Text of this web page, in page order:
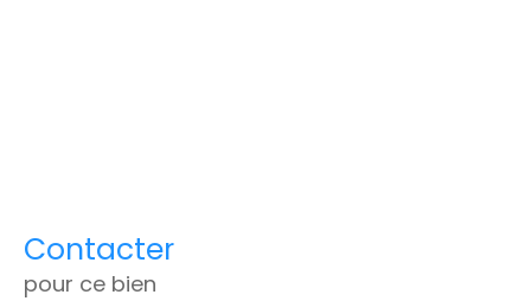
Contacter
pour ce bien